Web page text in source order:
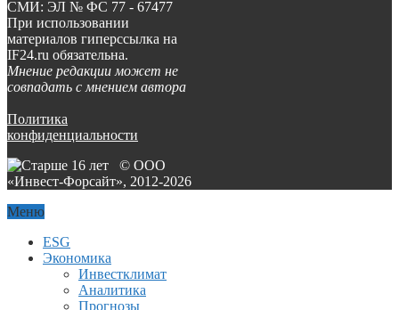
СМИ: ЭЛ № ФС 77 - 67477
При использовании
материалов гиперссылка на
IF24.ru обязательна.
Мнение редакции может не
совпадать с мнением автора
Политика
конфиденциальности
© ООО
«Инвест-Форсайт», 2012-2026
Меню
ESG
Экономика
Инвестклимат
Аналитика
Прогнозы